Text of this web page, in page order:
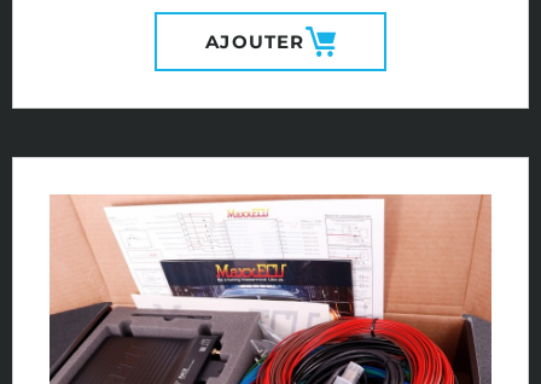
AJOUTER